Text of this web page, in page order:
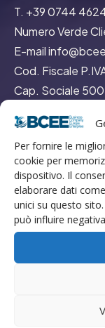
Per fornire le
cookie per
dispositivo. Il
elaborare dati
unici su questo
può influire
T. +39 0744
Numero Verde
E-mail
Cod. Fiscale
Cap. Sociale
Menù
Termini